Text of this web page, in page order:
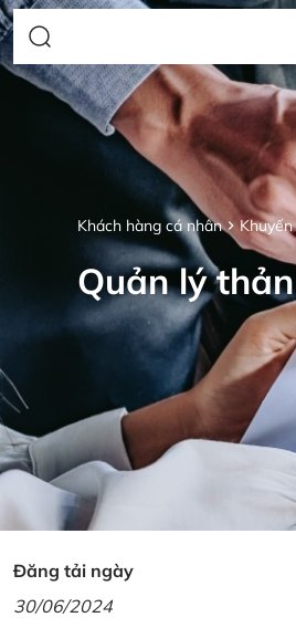
Khách hàng cá nhân
Quản lý
Đăng tải ngày
30/06/2024